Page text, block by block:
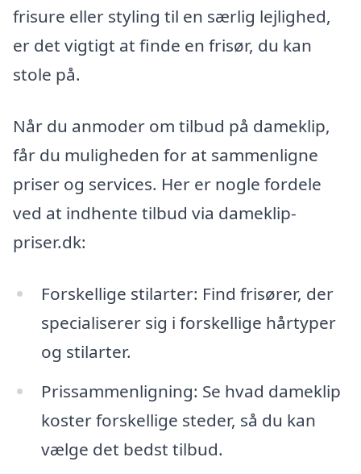
frisure eller styling til en særlig lejlighed,
er det vigtigt at finde en frisør, du kan
stole på.
Når du anmoder om tilbud på dameklip,
får du muligheden for at sammenligne
priser og services. Her er nogle fordele
ved at indhente tilbud via dameklip-
priser.dk:
Forskellige stilarter: Find frisører, der
specialiserer sig i forskellige hårtyper
og stilarter.
Prissammenligning: Se hvad dameklip
koster forskellige steder, så du kan
vælge det bedst tilbud.